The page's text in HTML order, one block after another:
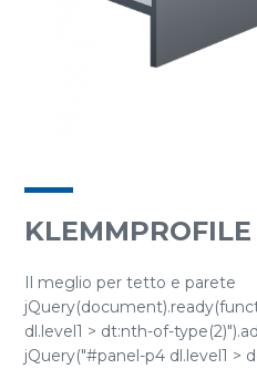
KLEMMPROFILE
Il meglio per tetto e parete
dl.level1 > dt:nth-of-
jQuery("#panel-p4 dl.level1 >